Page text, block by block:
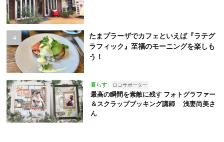
たまプラーザでカフェといえば『ラテグ
ラフィック』至福のモーニングを楽しも
う！
暮らす ロコサポーター
最高の瞬間を素敵に残す フォトグラファー
＆スクラップブッキング講師 浅妻尚美さ
ん